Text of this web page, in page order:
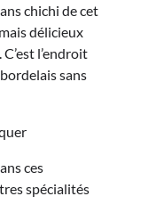
chichi de cet
délicieux
l’endroit
sans
ces
spécialités